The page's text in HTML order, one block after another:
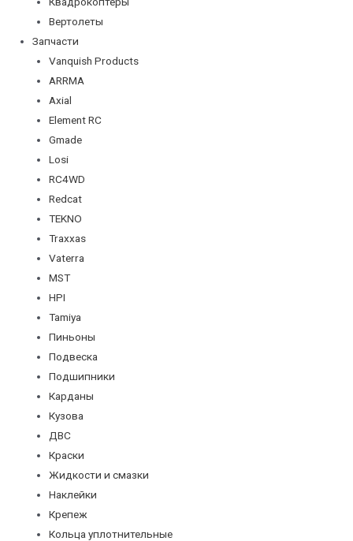
Вертолеты
Запчасти
Vanquish Products
ARRMA
Axial
Element RC
Gmade
Losi
RC4WD
Redcat
TEKNO
Traxxas
Vaterra
MST
HPI
Tamiya
Пиньоны
Подвеска
Подшипники
Карданы
Кузова
ДВС
Краски
Жидкости и смазки
Наклейки
Крепеж
Кольца уплотнительные